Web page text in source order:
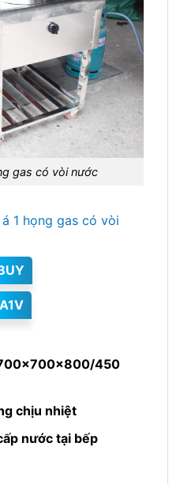
gas có vòi nước
1 họng gas có vòi
450
chịu nhiệt
nước tại bếp